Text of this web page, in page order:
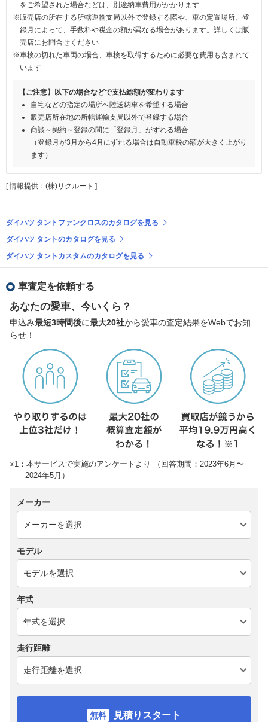
をご希望された場合などは、別途納車費用がかかります
※販売店の所在する所轄運輸支局以外で登録する際や、車の定置場所、登
録月によって、手数料や税金の額が異なる場合があります。詳しくは販
売店にお問合せください
※車検の切れた車両の場合、車検を取得するために必要な費用も含まれて
います
【ご注意】以下の場合などで支払総額が変わります
自宅などの指定の場所へ陸送納車を希望する場合
販売店所在地の所轄運輸支局以外で登録する場合
商談～契約～登録の間に「登録月」がずれる場合
（登録月が3月から4月にずれる場合は自動車税の額が大きく上がり
ます）
[ 情報提供：(株)リクルート ]
ダイハツ タントファンクロスのカタログを見る
ダイハツ タントのカタログを見る
ダイハツ タントカスタムのカタログを見る
車査定を依頼する
あなたの愛車、今いくら？
申込み最短3時間後に最大20社から愛車の査定結果をWebでお知
らせ！
※1：本サービスで実施のアンケートより （回答期間：2023年6月〜
2024年5月）
メーカー
モデル
年式
走行距離
見積りスタート